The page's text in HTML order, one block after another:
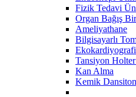
Fizik Tedavi
Organ Bağış
Ameliyathane
Bilgisayarlı
Tansiyon
Kan Alma
Kemik